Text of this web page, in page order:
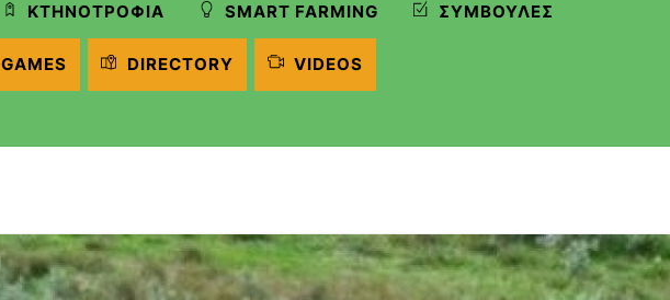
ΚΤΗΝΟΤΡΟΦΊΑ SMART FARMING ΣΥΜΒΟΥΛΈΣ
GAMES DIRECTORY VIDEOS